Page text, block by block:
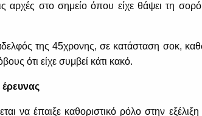
αρχές στο σημείο όπου είχε θάψει τη
της 45χρονης, σε κατάσταση σοκ,
ότι είχε συμβεί κάτι κακό.
να έπαιξε καθοριστικό ρόλο στην